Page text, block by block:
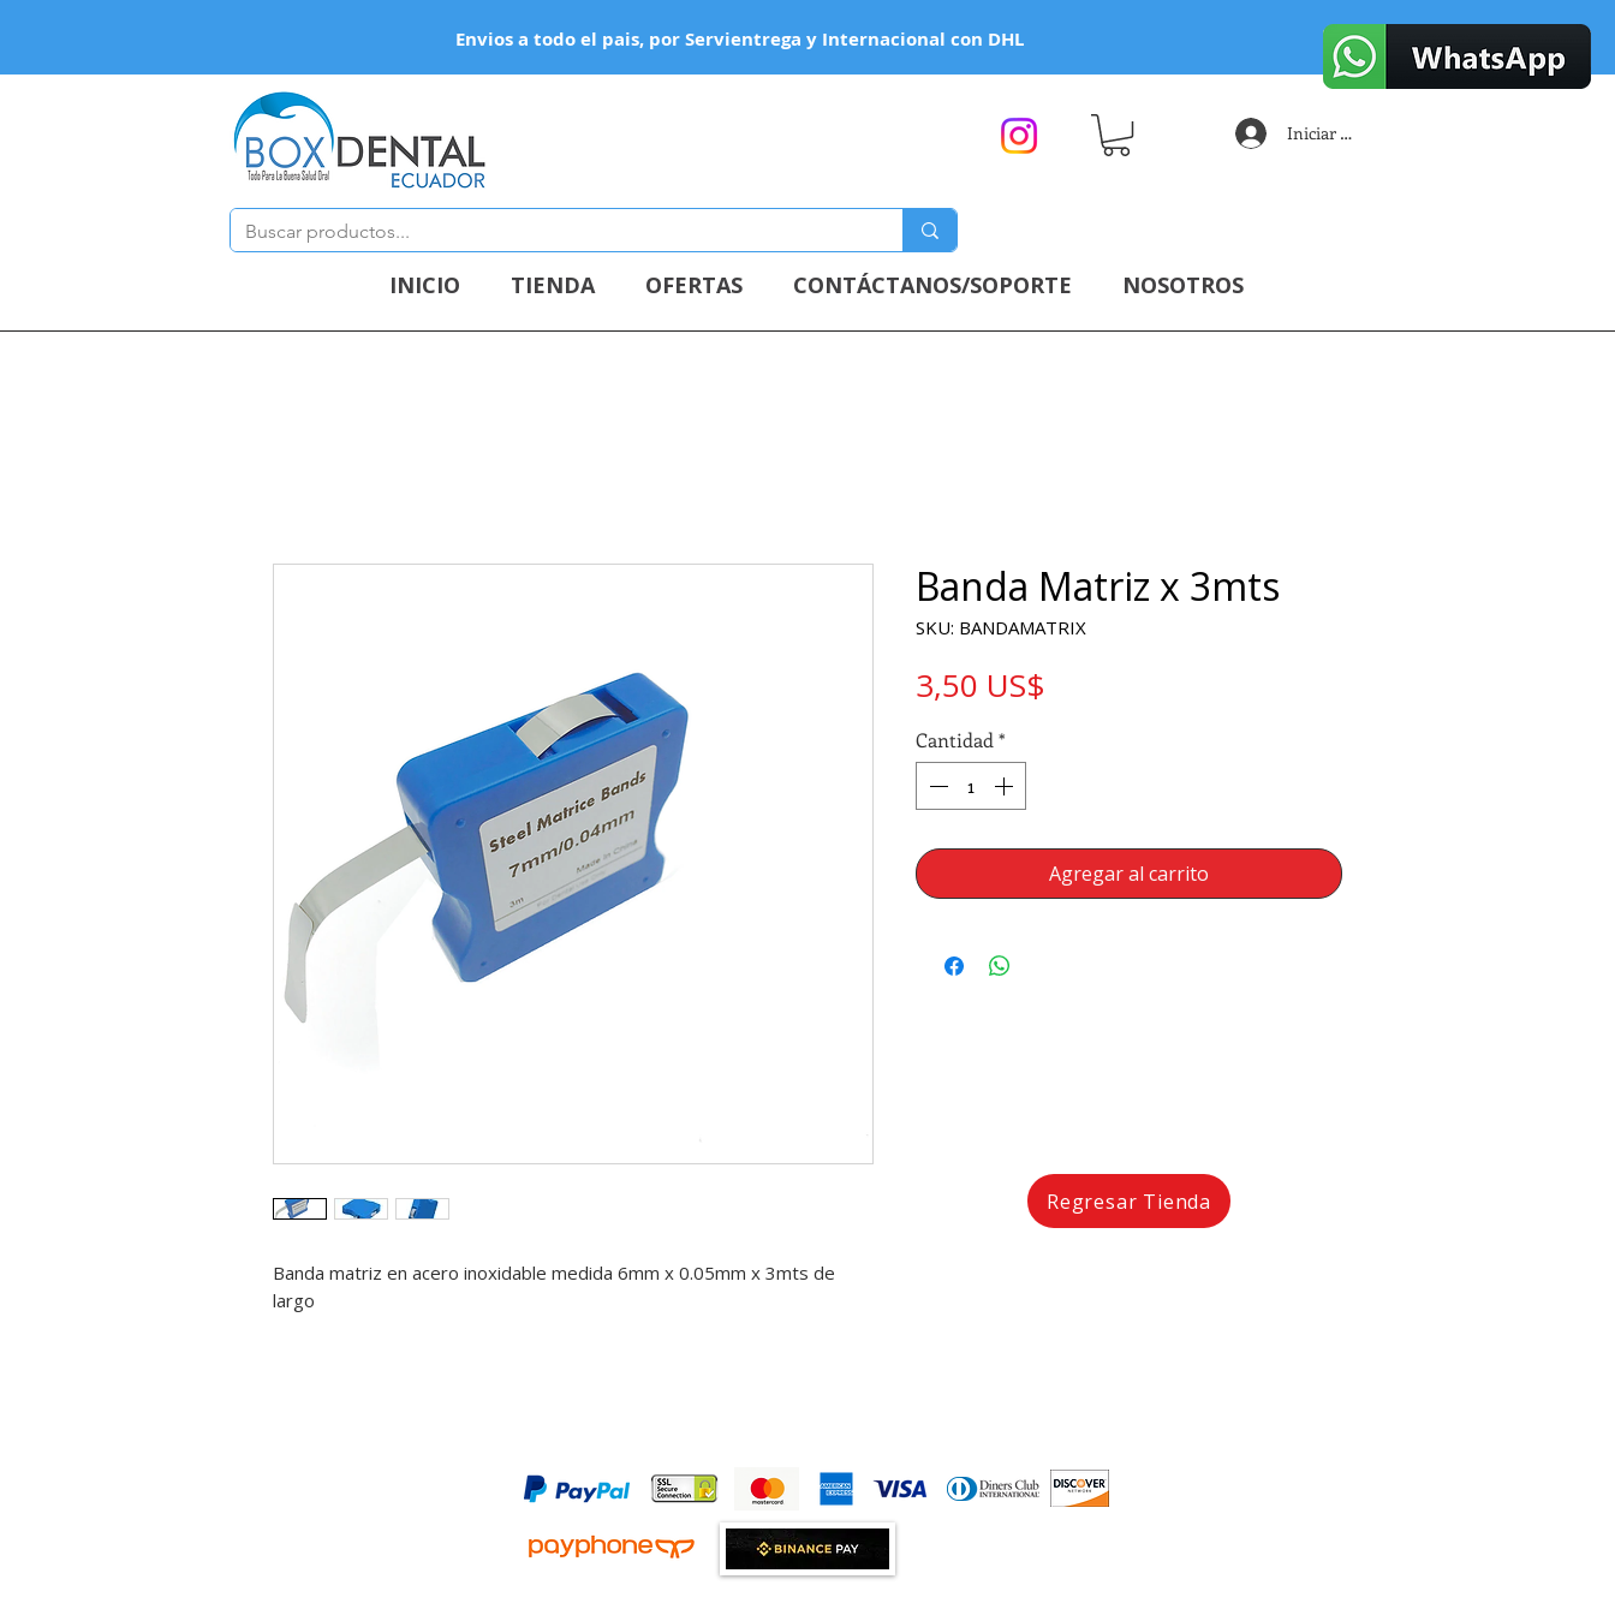
Envios a todo el pais, por Servientrega y Internacional con DHL
Iniciar sesión
INICIO TIENDA OFERTAS CONTÁCTANOS/SOPORTE NOSOTROS
Banda matriz en acero inoxidable medida 6mm x 0.05mm x 3mts de
largo
Banda Matriz x 3mts
SKU: BANDAMATRIX
3,50 US$
Cantidad*
Agregar al carrito
Regresar Tienda